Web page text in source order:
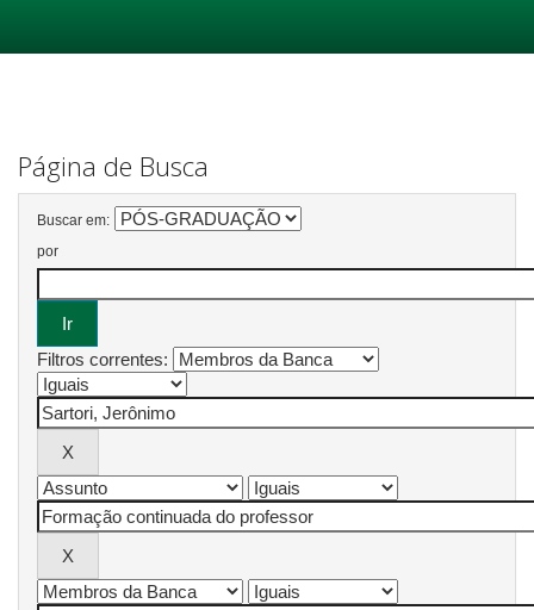
Página de Busca
Buscar em:
por
Filtros correntes: